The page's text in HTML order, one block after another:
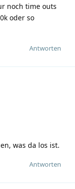
noch time outs
oder so
Antworten
was da los ist.
Antworten